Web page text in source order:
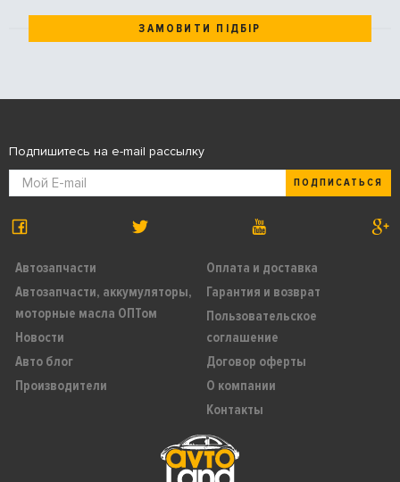
ЗАМОВИТИ ПІДБІР
Автозапчасти
Автозапчасти, аккумуляторы,
моторные масла ОПТом
Новости
Авто блог
Производители
Оплата и доставка
Гарантия и возврат
Пользовательское
соглашение
Договор оферты
О компании
Контакты
Подпишитесь на e-mail рассылку
ПОДПИСАТЬСЯ